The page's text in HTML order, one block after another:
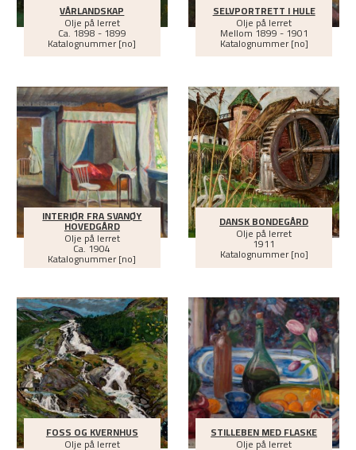
VÅRLANDSKAP
Olje på lerret
Ca.1898 - 1899
Katalognummer [no]
SELVPORTRETT I HULE
Olje på lerret
Mellom 1899 - 1901
Katalognummer [no]
INTERIØR FRA SVANØY
HOVEDGÅRD
Olje på lerret
Ca.1904
Katalognummer [no]
DANSK BONDEGÅRD
Olje på lerret
1911
Katalognummer [no]
FOSS OG KVERNHUS
Olje på lerret
STILLEBEN MED FLASKE
Olje på lerret